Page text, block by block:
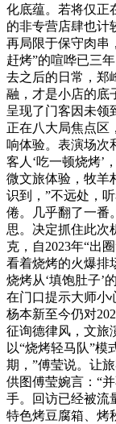
化底蕴。若将仅正
的非专营店肆也计
再局限于保守肉串
赶烤”的喧哗已三
去之后的日常，郑
融，才是小店的底
呈现了门客因未领
正在八大局焦点区
响体验。表演场次
客人‘吃一顿烧烤’
微文旅体验，牧羊
识到，”不远处，
倦。几乎翻了一番
思。决定抓住此次
克，自2023年“出
看着烧烤的火爆排
烧烤从‘填饱肚子’
在门口提示大师小
杨本新至今仍对
征询德律风，文旅
以“烧烤轻马队”模
期，”傅莹说。让
供图傅莹婉言：“
手。回访已经被流
特色烤豆腐箱、烤